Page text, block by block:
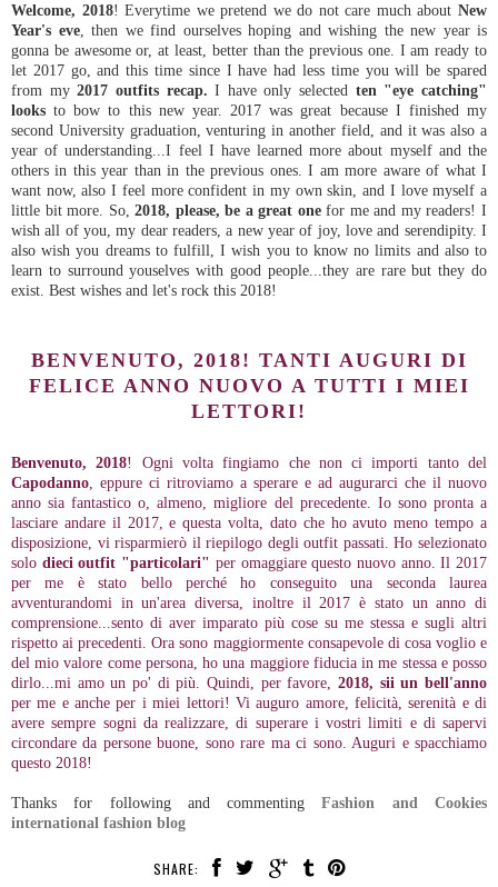
Welcome, 2018! Everytime we pretend we do not care much aboutNew
Year's eve, then we find ourselves hoping and wishing the new year is
gonna be awesome or, at least, better than the previous one. I am ready to
let 2017 go, and this time since I have had less time you will be spared
from my2017 outfits recap. I have only selected ten "eye catching"
looks to bow to this new year. 2017 was great because I finished my
second University graduation, venturing in another field, and it was also a
year of understanding...I feel I have learned more about myself and the
others in this year than in the previous ones. I am more aware of what I
want now, also I feel more confident in my own skin, and I love myself a
little bit more. So,2018, please, be a great onefor me and my readers! I
wish all of you, my dear readers, a new year of joy, love and serendipity. I
also wish you dreams to fulfill, I wish you to know no limits and also to
learn to surround youselves with good people...they are rare but they do
exist. Best wishes and let's rock this 2018!
BENVENUTO, 2018! TANTI AUGURI DI
FELICE ANNO NUOVO A TUTTI I MIEI
LETTORI!
Benvenuto, 2018! Ogni volta fingiamo che non ci importi tanto del
Capodanno , eppure ci ritroviamo a sperare e ad augurarci che il nuovo
anno sia fantastico o, almeno, migliore del precedente. Io sono pronta a
lasciare andare il 2017, e questa volta, dato che ho avuto meno tempo a
disposizione, vi risparmierò il riepilogo degli outfit passati. Ho selezionato
solo dieci outfit "particolari" per omaggiare questo nuovo anno. Il 2017
per me è stato bello perché ho conseguito una seconda laurea
avventurandomi in un'area diversa, inoltre il 2017 è stato un anno di
comprensione...sento di aver imparato più cose su me stessa e sugli altri
rispetto ai precedenti. Ora sono maggiormente consapevole di cosa voglio e
del mio valore come persona, ho una maggiore fiducia in me stessa e posso
dirlo...mi amo un po' di più. Quindi, per favore, 2018, sii un bell'anno
per me e anche per i miei lettori! Vi auguro amore, felicità, serenità e di
avere sempre sogni da realizzare, di superare i vostri limiti e di sapervi
circondare da persone buone, sono rare ma ci sono. Auguri e spacchiamo
questo 2018!
Thanks for following and commentingFashion and Cookies
international fashion blog
SHARE: